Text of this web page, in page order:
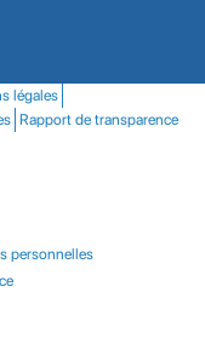
légales
Rapport de transparence
personnelles